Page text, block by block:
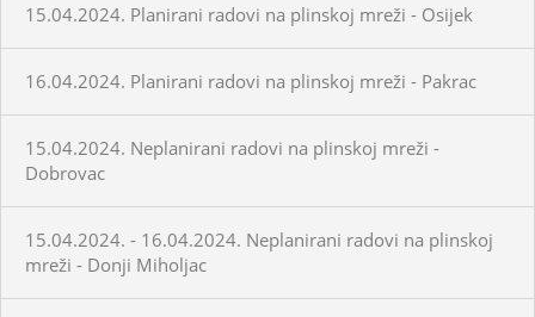
15.04.2024. Planirani radovi na plinskoj mreži - Osijek
16.04.2024. Planirani radovi na plinskoj mreži - Pakrac
15.04.2024. Neplanirani radovi na plinskoj mreži -
Dobrovac
15.04.2024. - 16.04.2024. Neplanirani radovi na plinskoj
mreži - Donji Miholjac